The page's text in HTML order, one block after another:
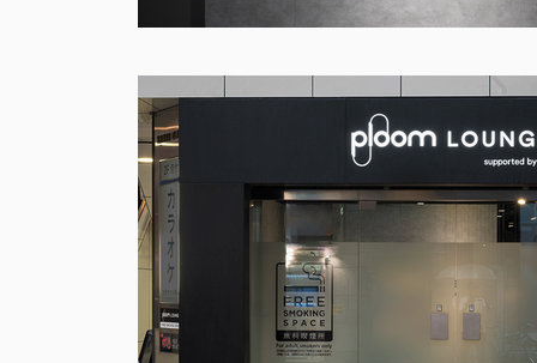
2025
Ploom Stand
Ploom Stand 店舗開発プロジェクト